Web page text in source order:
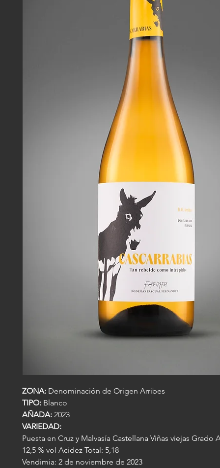
ZONA: Denominación de Origen Arribes
TIPO: Blanco
AÑADA: 2023
VARIEDAD:
Puesta en Cruz y Malvasía Castellana Viñas viejas Grado
12,5 % vol Acidez Total: 5,18
Vendimia: 2 de noviembre de 2023